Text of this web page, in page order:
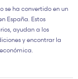
se ha convertido en un
España. Estos
ayudan a los
y encontrar la